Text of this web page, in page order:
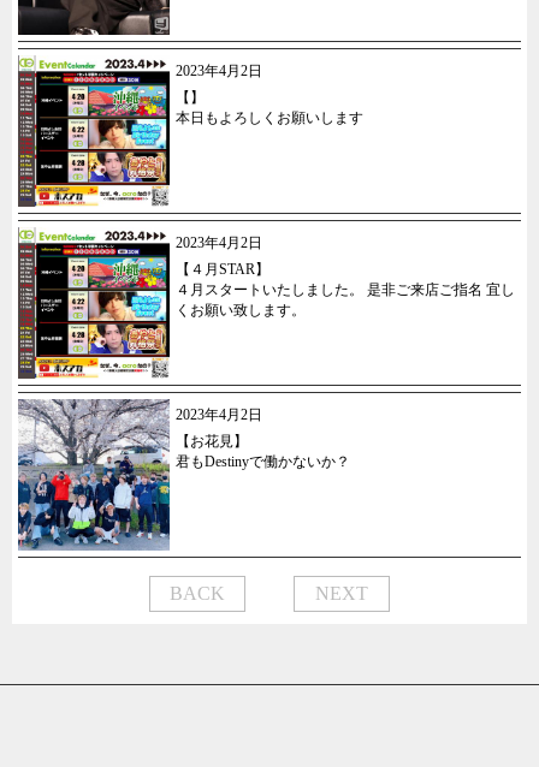
2023年4月2日
【】
本日もよろしくお願いします
2023年4月2日
【４月STAR】
４月スタートいたしました。 是非ご来店ご指名 宜し
くお願い致します。
2023年4月2日
【お花見】
君もDestinyで働かないか？
BACK NEXT